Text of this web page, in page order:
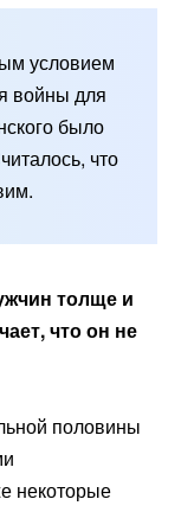
условием
войны для
было
что
толще и
что он не
половины
некоторые